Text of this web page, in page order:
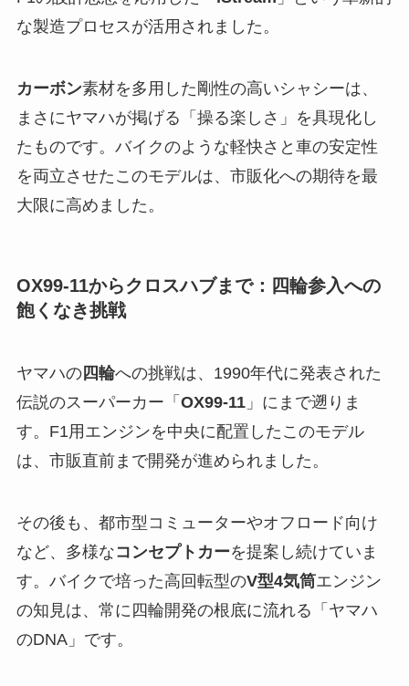
な製造プロセスが活用されました。
カーボン素材を多用した剛性の高いシャシーは、
まさにヤマハが掲げる「操る楽しさ」を具現化し
たものです。バイクのような軽快さと車の安定性
を両立させたこのモデルは、市販化への期待を最
大限に高めました。
OX99-11からクロスハブまで：四輪参入への
飽くなき挑戦
ヤマハの四輪への挑戦は、1990年代に発表された
伝説のスーパーカー「 OX99-11」にまで遡りま
す。F1用エンジンを中央に配置したこのモデル
は、市販直前まで開発が進められました。
その後も、都市型コミューターやオフロード向け
など、多様なコンセプトカーを提案し続けていま
す。バイクで培った高回転型のV型4気筒エンジン
の知見は、常に四輪開発の根底に流れる「ヤマハ
のDNA」です。